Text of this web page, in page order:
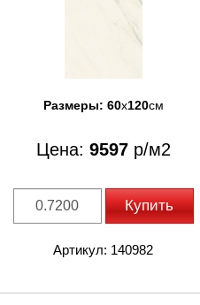
Размеры: 60x120см
Цена: 9597р/м2
Купить
Артикул: 140982